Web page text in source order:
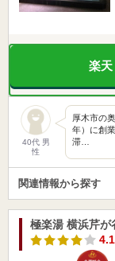
楽
40代 男
性
厚木市の
年）に創
滞…
関連情報から探す
極楽湯 横浜芹が